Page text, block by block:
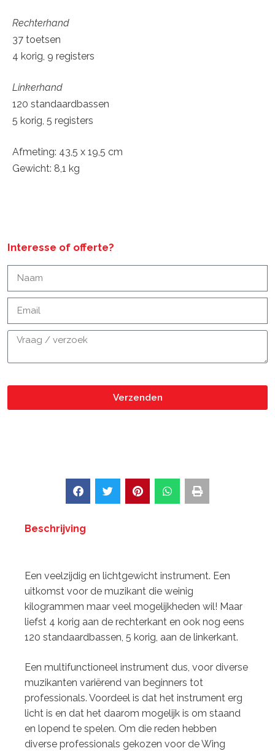
Rechterhand
37 toetsen
4 korig, 9 registers
Linkerhand
120 standaardbassen
5 korig, 5 registers
Afmeting: 43,5 x 19,5 cm
Gewicht: 8,1 kg
Beschrijving
Een veelzijdig en lichtgewicht instrument. Een
uitkomst voor de muzikant die weinig
kilogrammen maar veel mogelijkheden wil! Maar
liefst 4 korig aan de rechterkant en ook nog eens
120 standaardbassen, 5 korig, aan de linkerkant.
Een multifunctioneel instrument dus, voor diverse
muzikanten variërend van beginners tot
professionals. Voordeel is dat het instrument erg
licht is en dat het daarom mogelijk is om staand
en lopend te spelen. Om die reden hebben
diverse professionals gekozen voor de Wing
Interesse of offerte?
Verzenden